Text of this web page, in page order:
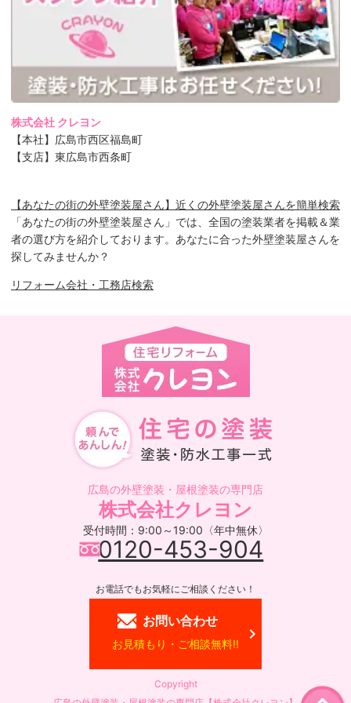
株式会社 クレヨン
【本社】広島市西区福島町
【支店】東広島市西条町
【あなたの街の外壁塗装屋さん】近くの外壁塗装屋さんを簡単検索
「あなたの街の外壁塗装屋さん」では、全国の塗装業者を掲載＆業
者の選び方を紹介しております。あなたに合った外壁塗装屋さんを
探してみませんか？
リフォーム会社・工務店検索
広島の外壁塗装・屋根塗装の専門店
株式会社クレヨン
受付時間：9:00～19:00〈年中無休〉
0120-453-904
お電話でもお気軽にご相談ください！
お問い合わせ
お見積もり・ご相談無料!!
Copyright